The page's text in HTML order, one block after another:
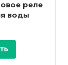
реле
воды
1%)